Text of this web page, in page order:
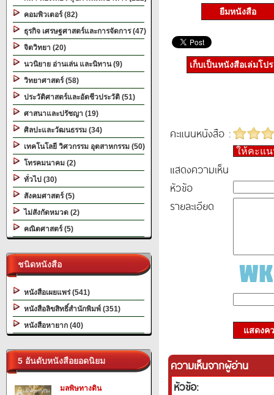
คอมพิวเตอร์ (82)
ธุรกิจ เศรษฐศาสตร์และการจัดการ (47)
จิตวิทยา (20)
นวนิยาย อ่านเล่น และนิทาน (9)
วิทยาศาสตร์ (58)
ประวัติศาสตร์และอัตชีวประวัติ (51)
ศาสนาและปรัชญา (19)
ศิลปะและวัฒนธรรม (34)
เทคโนโลยี วิศวกรรม อุตสาหกรรม (50)
โทรคมนาคม (2)
ทั่วไป (30)
สังคมศาสตร์ (5)
ไม่สังกัดหมวด (2)
คณิตศาสตร์ (5)
ชนิดหนังสือ
หนังสือเผยแพร่ (541)
หนังสือลิขสิทธิ์สำนักพิมพ์ (351)
หนังสือหายาก (40)
5 อันดับหนังสือยอดนิยม
มลพิษทางดิน
ยืมหนังสือ
เก็บเป็นหนังสือเล่มโป
คะแนนหนังสือ :
ให้คะแ
แสดงความเห็น
หัวข้อ
รายละเอียด
แสดงค
ความเห็นจากผู้อ่าน
หัวข้อ: